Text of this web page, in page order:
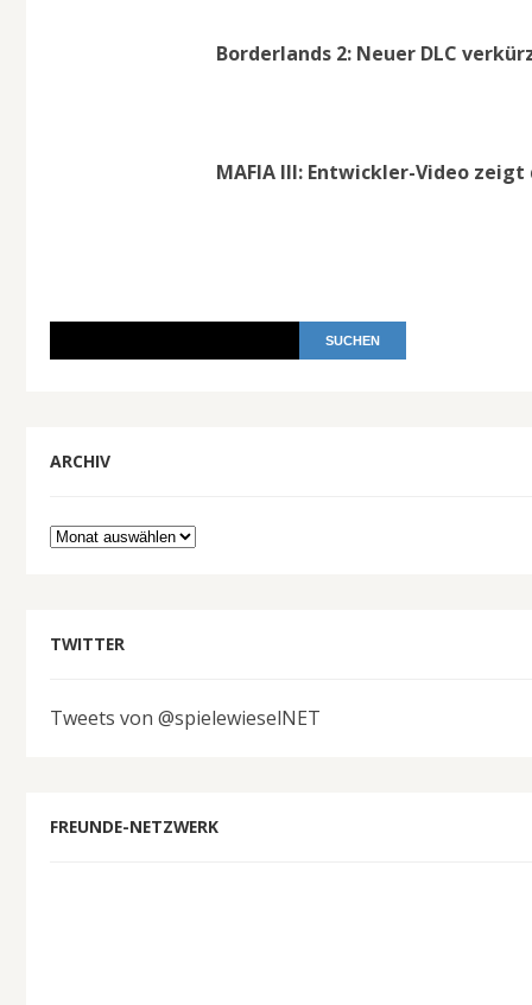
Borderlands 2: Neuer DLC
MAFIA III: Entwickler-Video
ARCHIV
Archiv
TWITTER
Tweets von @spielewieselNET
FREUNDE-NETZWERK